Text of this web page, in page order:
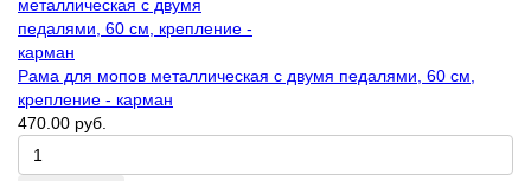
Рама для мопов металлическая с двумя педалями, 60 см,
крепление - карман
470.00 руб.